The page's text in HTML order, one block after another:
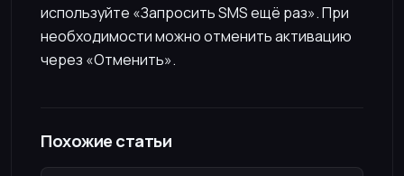
используйте «Запросить SMS ещё раз». При
необходимости можно отменить активацию
через «Отменить».
Похожие статьи